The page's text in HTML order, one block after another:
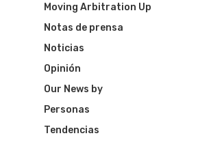
Moving Arbitration Up
Notas de prensa
Noticias
Opinión
Our News by
Personas
Tendencias